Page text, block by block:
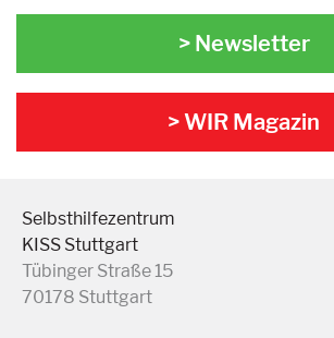
> Newsletter
> WIR Magazin
Selbsthilfezentrum
KISS Stuttgart
Tübinger Straße 15
70178 Stuttgart